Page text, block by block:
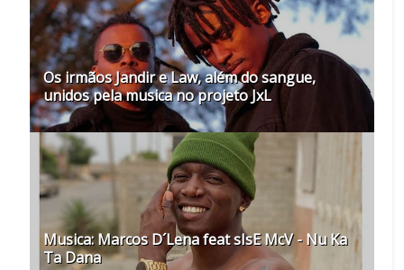
Os irmãos Jandir e Law, além do sangue,
unidos pela musica no projeto JxL
Musica: Marcos D´Lena feat sIsE McV - Nu Ka
Ta Dana